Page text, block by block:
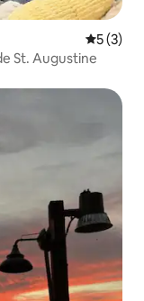
5 (3)
St. Augustine